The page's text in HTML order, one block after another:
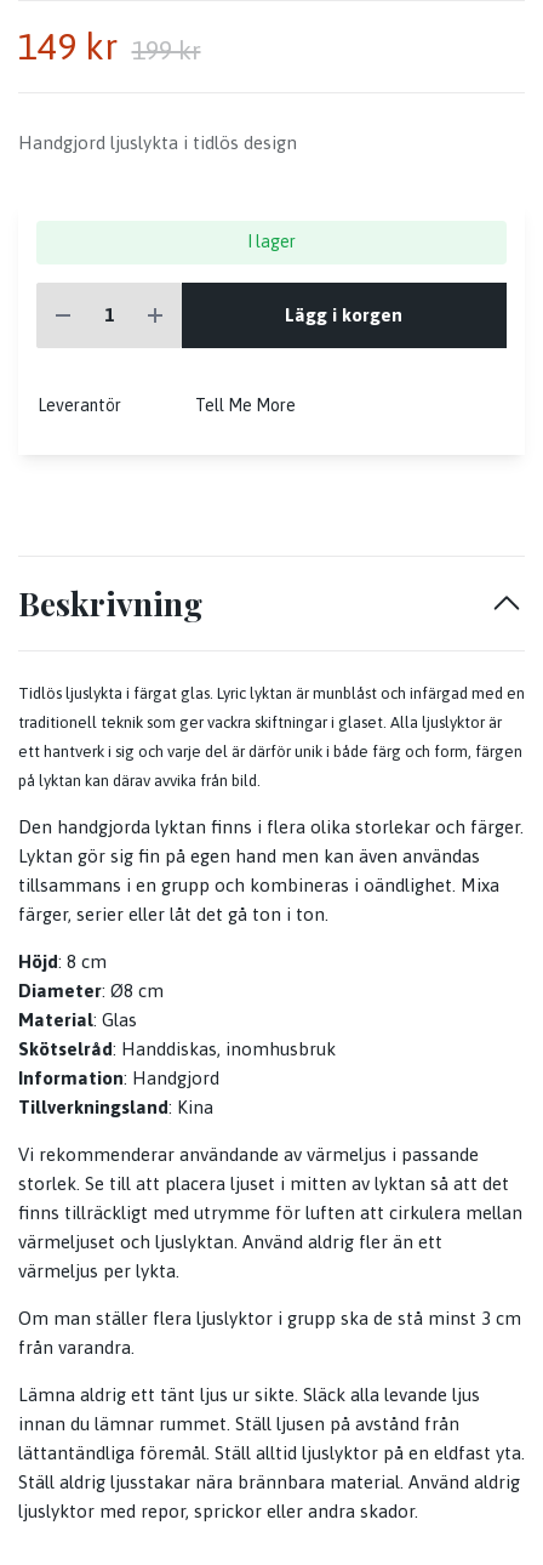
149 kr 199 kr
Handgjord ljuslykta i tidlös design
I lager
Lägg i korgen
Leverantör Tell Me More
Beskrivning
Tidlös ljuslykta i färgat glas. Lyric lyktan är munblåst och infärgad med en
traditionell teknik som ger vackra skiftningar i glaset. Alla ljuslyktor är
ett hantverk i sig och varje del är därför unik i både färg och form, färgen
på lyktan kan därav avvika från bild.
Den handgjorda lyktan finns i flera olika storlekar och färger.
Lyktan gör sig fin på egen hand men kan även användas
tillsammans i en grupp och kombineras i oändlighet. Mixa
färger, serier eller låt det gå ton i ton.
Höjd: 8 cm
Diameter: Ø8 cm
Material: Glas
Skötselråd: Handdiskas, inomhusbruk
Information: Handgjord
Tillverkningsland: Kina
Vi rekommenderar användande av värmeljus i passande
storlek. Se till att placera ljuset i mitten av lyktan så att det
finns tillräckligt med utrymme för luften att cirkulera mellan
värmeljuset och ljuslyktan. Använd aldrig fler än ett
värmeljus per lykta.
Om man ställer flera ljuslyktor i grupp ska de stå minst 3 cm
från varandra.
Lämna aldrig ett tänt ljus ur sikte. Släck alla levande ljus
innan du lämnar rummet. Ställ ljusen på avstånd från
lättantändliga föremål. Ställ alltid ljuslyktor på en eldfast yta.
Ställ aldrig ljusstakar nära brännbara material. Använd aldrig
ljuslyktor med repor, sprickor eller andra skador.